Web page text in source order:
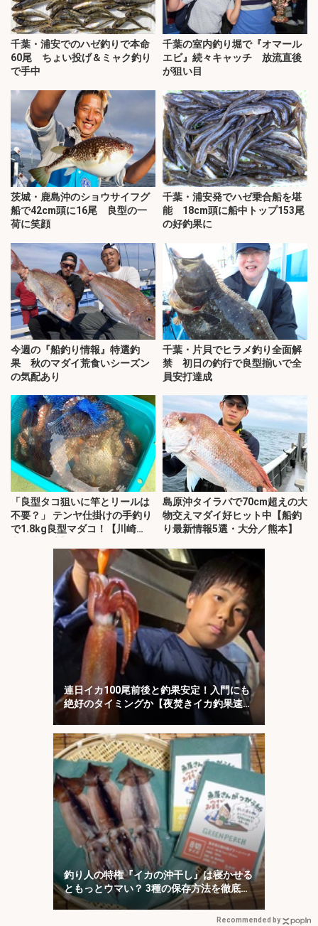
千葉・浦安でのハゼ釣りで本命
60尾 ちょい投げ＆ミャク釣り
で手中
千葉の室内釣り堀で『オマール
エビ』続々キャッチ 放流直後
が狙い目
茨城・鹿島沖のショウサイフグ
船で42cm頭に16尾 良型の一
荷に笑顔
千葉・浦安発でハゼ乗合船を堪
能 18cm頭に船中トップ153尾
の好釣果に
今週の『船釣り情報』特選釣
果 秋のマダイ荒食いシーズン
の気配あり
千葉・片貝でヒラメ釣り全面解
禁 初日の釣行で良型揃いで全
員安打達成
「良型タコ狙いに竿とリールは
不要？」 テンヤ仕掛けの手釣り
で1.8kg良型マダコ！【川崎
島原沖タイラバで70cm超えの大
物交えマダイ好ヒット中【船釣
り最新情報5選・大分／熊本】
連日イカ100尾前後と釣果安定！入門にも
絶好のタイミングか【夜焚きイカ釣果速報
20選・福岡】
釣り人の特権『イカの沖干し』は寝かせる
ともっとウマい？ 3種の保存方法を徹底検
証
Recommended by